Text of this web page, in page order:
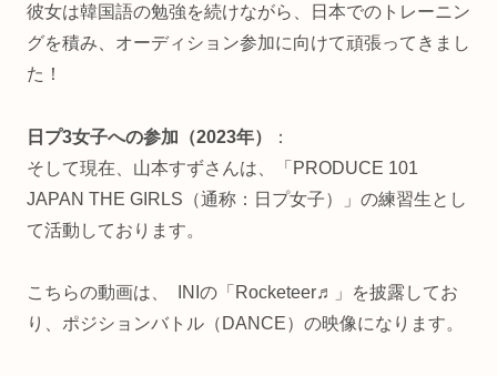
彼女は韓国語の勉強を続けながら、日本でのトレーニン
グを積み、オーディション参加に向けて頑張ってきまし
た！
日プ3女子への参加 （2023年）
：
そして現在、山本すずさんは、「PRODUCE 101
JAPAN THE GIRLS（通称：日プ女子）」の練習生とし
て活動しております。
こちらの動画は、 INIの「Rocketeer♬」を披露してお
り、ポジションバトル（DANCE）の映像になります。